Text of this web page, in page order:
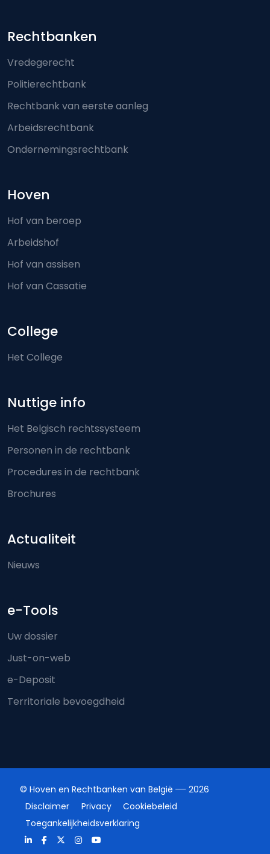
Footer-menu
Rechtbanken
Vredegerecht
Politierechtbank
Rechtbank van eerste aanleg
Arbeidsrechtbank
Ondernemingsrechtbank
Hoven
Hof van beroep
Arbeidshof
Hof van assisen
Hof van Cassatie
College
Het College
Nuttige info
Het Belgisch rechtssysteem
Personen in de rechtbank
Procedures in de rechtbank
Brochures
Actualiteit
Nieuws
e-Tools
Uw dossier
Just-on-web
e-Deposit
Territoriale bevoegdheid
© Hoven en Rechtbanken van België
2026
Disclaimer
Privacy
Cookiebeleid
Toegankelijkheidsverklaring